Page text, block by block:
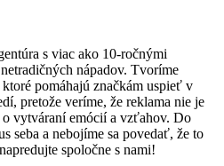
s viac ako 10-ročnými
nápadov. Tvoríme
pomáhajú značkám uspieť v
pretože veríme, že reklama nie je
vytváraní emócií a vzťahov. Do
seba a nebojíme sa povedať, že to
spoločne s nami!